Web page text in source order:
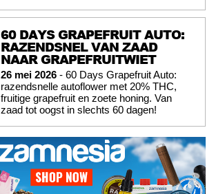
60 DAYS GRAPEFRUIT AUTO:
RAZENDSNEL VAN ZAAD
NAAR GRAPEFRUITWIET
26 mei 2026 - 60 Days Grapefruit Auto:
razendsnelle autoflower met 20% THC,
fruitige grapefruit en zoete honing. Van
zaad tot oogst in slechts 60 dagen!